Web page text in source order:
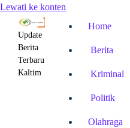
Lewati ke konten
Update
Berita
Terbaru
Kaltim
Home
Berita
Kriminal
Politik
Olahraga